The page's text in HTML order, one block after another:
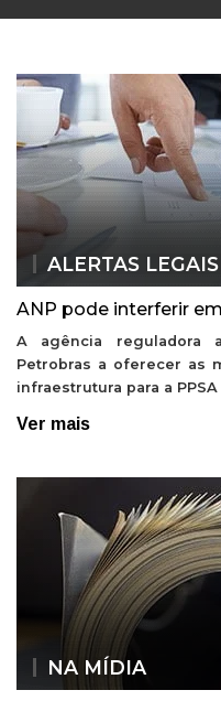
ALERTAS LEGAIS
ANP pode interferir
A agência
Petrobras a oferecer as
infraestrutura para a
Ver mais
NA MÍDIA